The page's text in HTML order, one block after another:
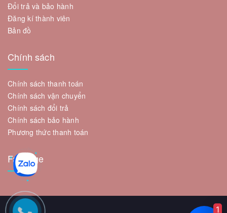
Đổi trả và bảo hành
Đăng kí thành viên
Bản đồ
Chính sách
Chính sách thanh toán
Chính sách vận chuyển
Chính sách đổi trả
Chính sách bảo hành
Phương thức thanh toán
Fanpage
1